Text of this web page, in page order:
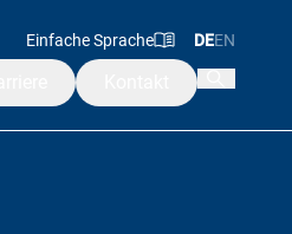
Einfache Sprache DEEN